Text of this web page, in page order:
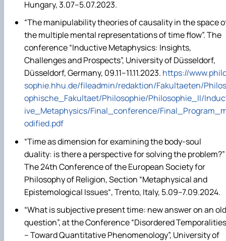
Hungary, 3.07–5.07.2023.
“The manipulability theories of causality in the space
the multiple mental representations of time flow”. The
conference “Inductive Metaphysics: Insights,
Challenges and Prospects”, University of Düsseldorf,
Düsseldorf, Germany, 09.11–11.11.2023. https://
sophie.hhu.de/fileadmin/redaktion/Fakultaeten/Philos
ophische_Fakultaet/Philosophie/Philosophie_II/
ive_Metaphysics/Final_conference/
odified.pdf
“Time as dimension for examining the body-soul
duality: is there a perspective for solving the problem?”
The 24th Conference of the European Society for
Philosophy of Religion, Section “Metaphysical and
Epistemological Issues“, Trento, Italy, 5.09–7.09.2024.
“What is subjective present time: new answer on an old
question”, at the Conference “Disordered Temporalities
– Toward Quantitative Phenomenology”, University of